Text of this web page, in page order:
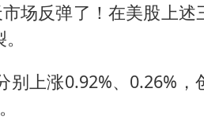
场反弹了！在美股上述
上涨0.92%、0.26%，